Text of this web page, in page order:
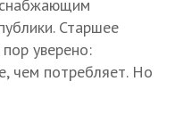
Старшее
уверено:
чем потребляет. Но